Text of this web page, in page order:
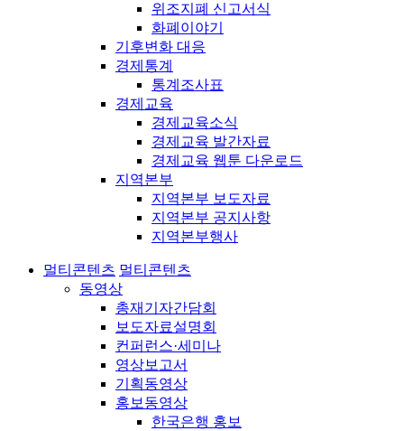
위조지폐 신고서식
화폐이야기
기후변화 대응
경제통계
통계조사표
경제교육
경제교육소식
경제교육 발간자료
경제교육 웹툰 다운로드
지역본부
지역본부 보도자료
지역본부 공지사항
지역본부행사
멀티콘텐츠 멀티콘텐츠
동영상
총재기자간담회
보도자료설명회
컨퍼런스·세미나
영상보고서
기획동영상
홍보동영상
한국은행 홍보